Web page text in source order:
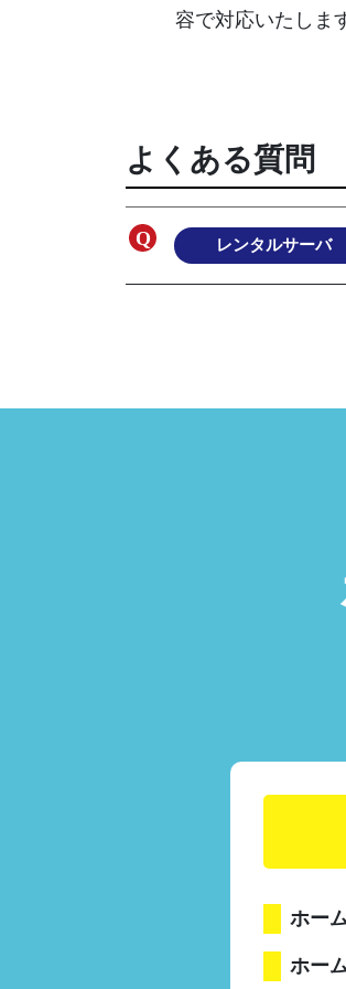
容で対応いたしま
よくある質問
レンタルサーバ
ホー
ホー